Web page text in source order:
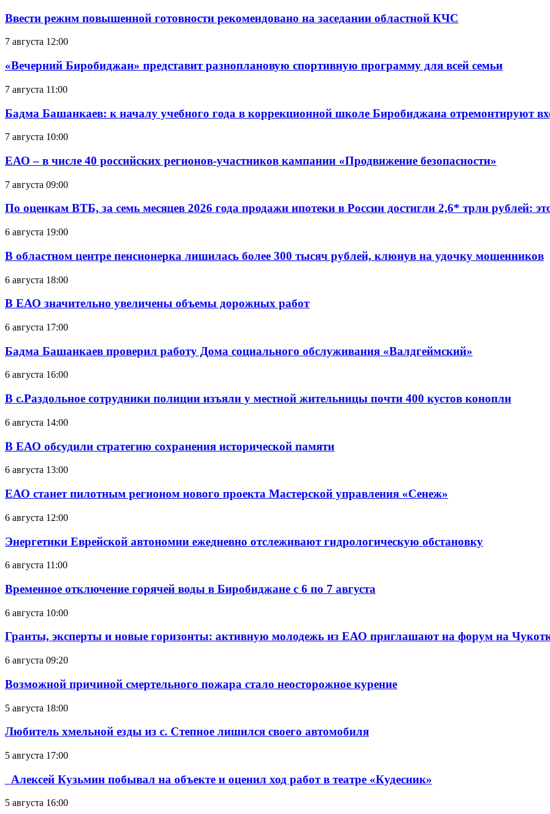
Ввести режим повышенной готовности рекомендовано на заседании областной КЧС
7 августа 12:00
«Вечерний Биробиджан» представит разноплановую спортивную программу для всей семьи
7 августа 11:00
Бадма Башанкаев: к началу учебного года в коррекционной школе Биробиджана отремонтируют
7 августа 10:00
ЕАО – в числе 40 российских регионов-участников кампании «Продвижение безопасности»
7 августа 09:00
По оценкам ВТБ, за семь месяцев 2026 года продажи ипотеки в России достигли 2,6* трлн рублей:
6 августа 19:00
В областном центре пенсионерка лишилась более 300 тысяч рублей, клюнув на удочку мошенников
6 августа 18:00
В ЕАО значительно увеличены объемы дорожных работ
6 августа 17:00
Бадма Башанкаев проверил работу Дома социального обслуживания «Валдгеймский»
6 августа 16:00
В с.Раздольное сотрудники полиции изъяли у местной жительницы почти 400 кустов конопли
6 августа 14:00
В ЕАО обсудили стратегию сохранения исторической памяти
6 августа 13:00
ЕАО станет пилотным регионом нового проекта Мастерской управления «Сенеж»
6 августа 12:00
Энергетики Еврейской автономии ежедневно отслеживают гидрологическую обстановку
6 августа 11:00
Временное отключение горячей воды в Биробиджане с 6 по 7 августа
6 августа 10:00
Гранты, эксперты и новые горизонты: активную молодежь из ЕАО приглашают на форум на
6 августа 09:20
Возможной причиной смертельного пожара стало неосторожное курение
5 августа 18:00
Любитель хмельной езды из с. Степное лишился своего автомобиля
5 августа 17:00
Алексей Кузьмин побывал на объекте и оценил ход работ в театре «Кудесник»
5 августа 16:00